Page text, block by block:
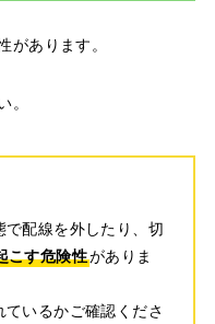
があります。
。
で配線を外したり、切
こす危険性がありま
いるかご確認くださ